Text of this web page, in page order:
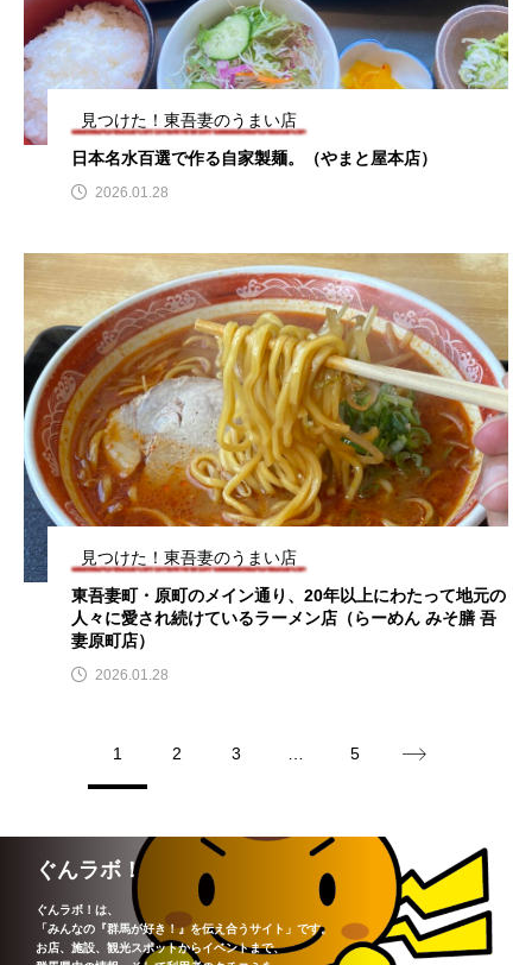
見つけた！東吾妻のうまい店
日本名水百選で作る自家製麺。（やまと屋本店）
2026.01.28
見つけた！東吾妻のうまい店
東吾妻町・原町のメイン通り、20年以上にわたって地元の
人々に愛され続けているラーメン店（らーめん みそ膳 吾
妻原町店）
2026.01.28
1 2 3 … 5
ぐんラボ！
ぐんラボ！は、
「みんなの『群馬が好き！』を伝え合うサイト」です。
お店、施設、観光スポットからイベントまで、